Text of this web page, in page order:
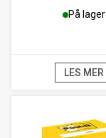
På lager
LES MER